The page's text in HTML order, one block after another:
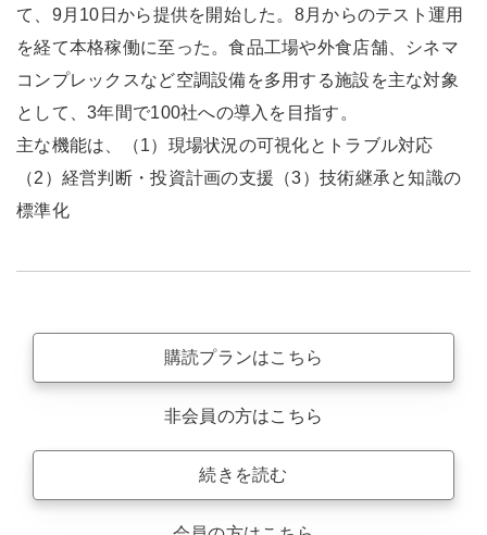
て、9月10日から提供を開始した。8月からのテスト運用
を経て本格稼働に至った。食品工場や外食店舗、シネマ
コンプレックスなど空調設備を多用する施設を主な対象
として、3年間で100社への導入を目指す。
主な機能は、（1）現場状況の可視化とトラブル対応
（2）経営判断・投資計画の支援（3）技術継承と知識の
標準化
購読プランはこちら
非会員の方はこちら
続きを読む